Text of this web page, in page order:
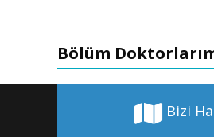
Bölüm
Bizi